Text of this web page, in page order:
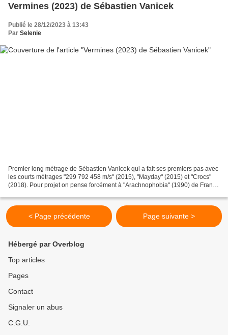
Vermines (2023) de Sébastien Vanicek
Publié le 28/12/2023 à 13:43
Par Selenie
Premier long métrage de Sébastien Vanicek qui a fait ses premiers pas avec
les courts métrages "299 792 458 m/s" (2015), "Mayday" (2015) et "Crocs"
(2018). Pour projet on pense forcément à "Arachnophobia" (1990) de Frank
< Page précédente Page suivante >
Hébergé par Overblog
Top articles
Pages
Contact
Signaler un abus
C.G.U.